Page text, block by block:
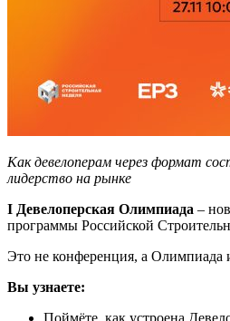
Как девелоперам через формат
лидерство на рынке
I Девелоперская Олимпиада –
программы Российской
Это не конференция, а Олимпиада
Вы узнаете:
Поймёте, как устроена